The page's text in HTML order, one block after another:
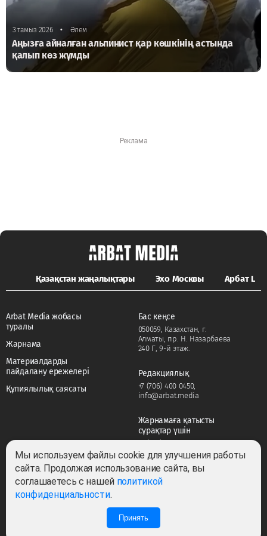
3 тамыз 2026 • Әлем
Аңызға айналған альпинист қар көшкінің астында
қалып көз жұмды
Қазақстан жаңалықтары Эхо Москвы Арбат LIFE
Arbat Media жобасы
туралы
Жарнама
Материалдарды
пайдалану ережелері
Құпиялылық саясаты
Бас кеңсе
050059, Казахстан, г.
Алматы, пр. Н. Назарбаева
240 Г, 9-й этаж.
Редакциялық
+7 (706) 400 0450,
info@arbat.media
Жарнамаға қатысты
сұрақтар үшін
adv@arbat.media
Барлық құқықтар сақталған ©2022-2026. Собственник — ТОО «ARBAT MEDIA
Мы используем файлы cookie для улучшения работы
сайта. Продолжая использование сайта, вы
соглашаетесь с нашей политикой
конфиденциальности.
Принять